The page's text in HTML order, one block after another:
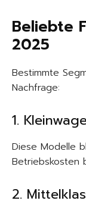
Beliebte
2025
Bestimmte
Nachfrage:
1.
Diese Modelle
Betriebskosten
2.